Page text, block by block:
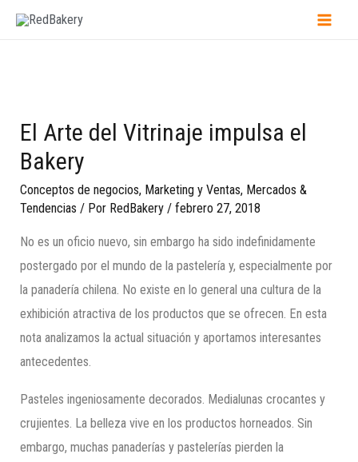
El Arte del Vitrinaje impulsa el
Bakery
Conceptos de negocios, Marketing y Ventas, Mercados &
Tendencias / Por RedBakery /febrero 27, 2018
No es un oficio nuevo, sin embargo ha sido indefinidamente
postergado por el mundo de la pastelería y, especialmente por
la panadería chilena. No existe en lo general una cultura de la
exhibición atractiva de los productos que se ofrecen. En esta
nota analizamos la actual situación y aportamos interesantes
antecedentes.
Pasteles ingeniosamente decorados. Medialunas crocantes y
crujientes. La belleza vive en los productos horneados. Sin
embargo, muchas panaderías y pastelerías pierden la